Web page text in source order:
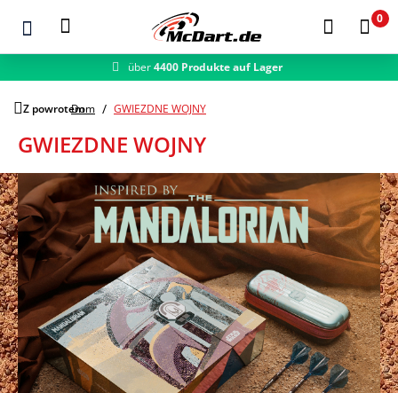
Zum Hauptinhalt springen
0
schneller Versand
Z powrotemDom GWIEZDNE WOJNY
GWIEZDNE WOJNY